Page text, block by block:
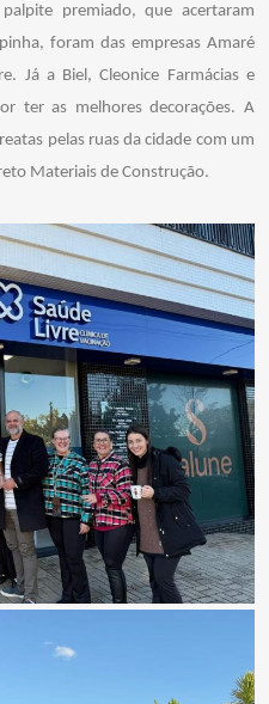
premiado, que acertaram
foram das empresas Amaré
Já a Biel, Cleonice Farmácias e
ter as melhores decorações. A
pelas ruas da cidade com um
Materiais de Construção.